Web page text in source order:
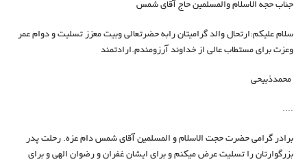
جناب حجه الاسلام والمسلمین حاج آقای شمس
سلام علیکم:ارتحال والد گرامیتان رابه حضرتعالی وبیت معزز تسلیت و دوام عمر
وعزت برای مستطاب عالی از خداوند آرزومندم.ارادتمند
محمدذبیحی
....
برادر گرامی حضرت حجت الاسلام و المسلمین آقای شمس دام عزه. رحلت پدر
بزرگوارتان را تسلیت عرض میکنم و برای ایشان غفران و رضوان الهی و برای